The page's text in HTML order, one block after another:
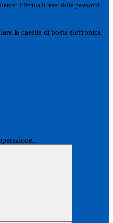
Effettua il reset della password
la casella di posta elettronica!